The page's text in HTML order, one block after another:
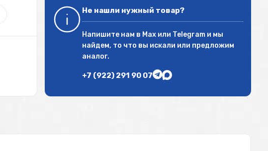
Не нашли нужный товар?
Напишите нам в Maxили Telegramи мы
найдем, то что вы искали или предложим
аналог.
+7 (922) 291 90 07